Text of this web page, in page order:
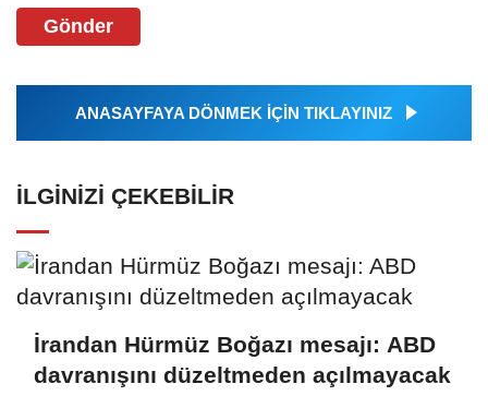
Gönder
ANASAYFAYA DÖNMEK İÇİN TIKLAYINIZ
İLGINIZI ÇEKEBILIR
İrandan Hürmüz Boğazı mesajı: ABD
davranışını düzeltmeden açılmayacak